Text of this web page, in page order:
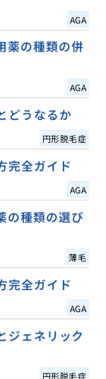
AGA
薬の種類の併
AGA
どうなるか
円形脱毛症
完全ガイド
AGA
の種類の選び
薄毛
完全ガイド
AGA
ジェネリック
円形脱毛症